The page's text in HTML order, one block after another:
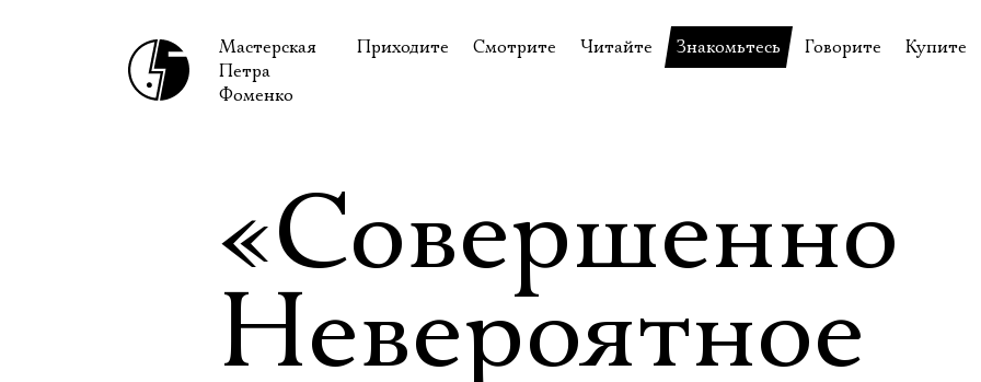
Мастерская
Петра
Фоменко
Приходите
Правила посещения
Смотрите
Внеклассные чтения
Фотовыставка
Читайте
Архив проектов
Библиотека Гумилёва
Знакомьтесь
Художники
Сотрудники
Говорите
Купите
«Совершенно
Невероятное